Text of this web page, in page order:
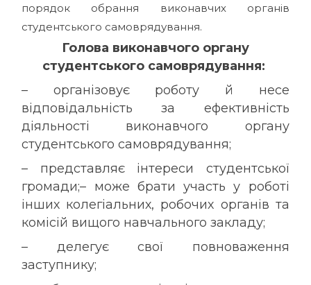
порядок обрання виконавчих органів
студентського самоврядування.
Голова виконавчого органу
студентського самоврядування:
– організовує роботу й несе
відповідальність за ефективність
діяльності виконавчого органу
студентського самоврядування;
– представляє інтереси студентської
громади;– може брати участь у роботі
інших колегіальних, робочих органів та
комісій вищого навчального закладу;
– делегує свої повноваження
заступнику;